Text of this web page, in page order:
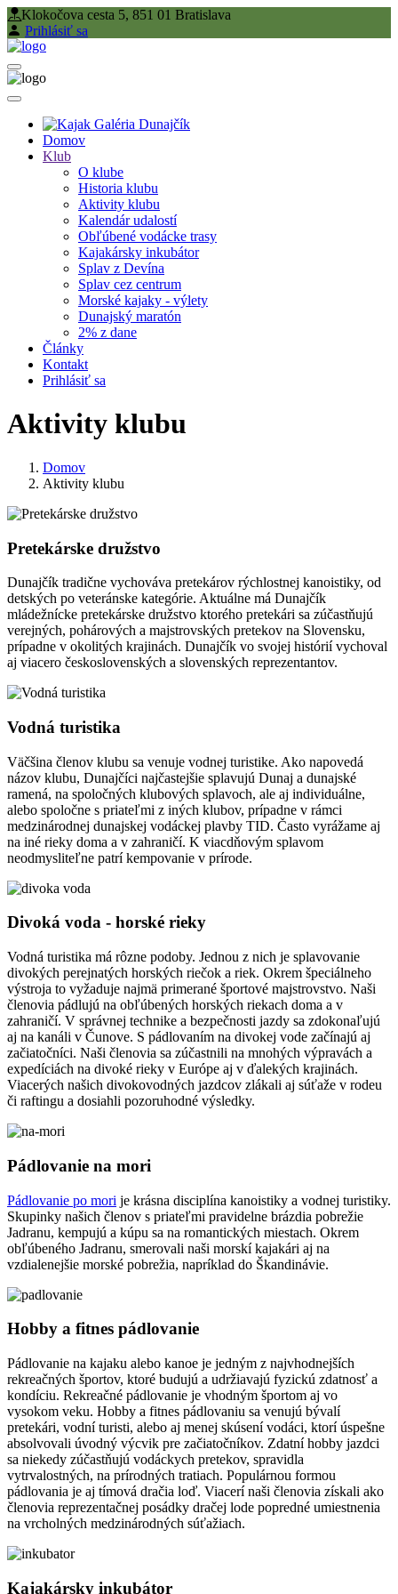
Klokočova cesta 5, 851 01 Bratislava
Prihlásiť sa
Domov
Klub
O klube
Historia klubu
Aktivity klubu
Kalendár udalostí
Obľúbené vodácke trasy
Kajakársky inkubátor
Splav z Devína
Splav cez centrum
Morské kajaky - výlety
Dunajský maratón
2% z dane
Články
Kontakt
Prihlásiť sa
Aktivity klubu
Domov
Aktivity klubu
Pretekárske družstvo
Dunajčík tradične vychováva pretekárov rýchlostnej kanoistiky, od
detských po veteránske kategórie. Aktuálne má Dunajčík
mládežnícke pretekárske družstvo ktorého pretekári sa zúčastňujú
verejných, pohárových a majstrovských pretekov na Slovensku,
prípadne v okolitých krajinách. Dunajčík vo svojej histórií vychoval
aj viacero československých a slovenských reprezentantov.
Vodná turistika
Väčšina členov klubu sa venuje vodnej turistike. Ako napovedá
názov klubu, Dunajčíci najčastejšie splavujú Dunaj a dunajské
ramená, na spoločných klubových splavoch, ale aj individuálne,
alebo spoločne s priateľmi z iných klubov, prípadne v rámci
medzinárodnej dunajskej vodáckej plavby TID. Často vyrážame aj
na iné rieky doma a v zahraničí. K viacdňovým splavom
neodmysliteľne patrí kempovanie v prírode.
Divoká voda - horské rieky
Vodná turistika má rôzne podoby. Jednou z nich je splavovanie
divokých perejnatých horských riečok a riek. Okrem špeciálneho
výstroja to vyžaduje najmä primerané športové majstrovstvo. Naši
členovia pádlujú na obľúbených horských riekach doma a v
zahraničí. V správnej technike a bezpečnosti jazdy sa zdokonaľujú
aj na kanáli v Čunove. S pádlovaním na divokej vode začínajú aj
začiatočníci. Naši členovia sa zúčastnili na mnohých výpravách a
expedíciách na divoké rieky v Európe aj v ďalekých krajinách.
Viacerých našich divokovodných jazdcov zlákali aj súťaže v rodeu
či raftingu a dosiahli pozoruhodné výsledky.
Pádlovanie na mori
Pádlovanie po mori je krásna disciplína kanoistiky a vodnej turistiky.
Skupinky našich členov s priateľmi pravidelne brázdia pobrežie
Jadranu, kempujú a kúpu sa na romantických miestach. Okrem
obľúbeného Jadranu, smerovali naši morskí kajakári aj na
vzdialenejšie morské pobrežia, napríklad do Škandinávie.
Hobby a fitnes pádlovanie
Pádlovanie na kajaku alebo kanoe je jedným z najvhodnejších
rekreačných športov, ktoré budujú a udržiavajú fyzickú zdatnosť a
kondíciu. Rekreačné pádlovanie je vhodným športom aj vo
vysokom veku. Hobby a fitnes pádlovaniu sa venujú bývalí
pretekári, vodní turisti, alebo aj menej skúsení vodáci, ktorí úspešne
absolvovali úvodný výcvik pre začiatočníkov. Zdatní hobby jazdci
sa niekedy zúčastňujú vodáckych pretekov, spravidla
vytrvalostných, na prírodných tratiach. Populárnou formou
pádlovania je aj tímová dračia loď. Viacerí naši členovia získali ako
členovia reprezentačnej posádky dračej lode popredné umiestnenia
na vrcholných medzinárodných súťažiach.
Kajakársky inkubátor